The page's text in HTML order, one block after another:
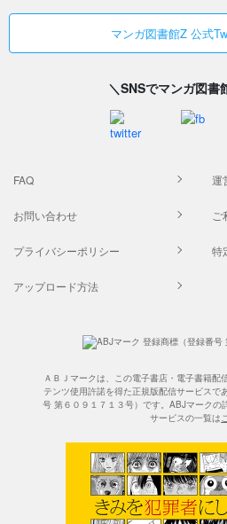
マンガ図書館Z 公式
＼SNSでマンガ図書
FAQ 運
お問い合わせ ご
プライバシーポリシー 特
アップロード方法
ＡＢＪマークは、この電子書店・電子書籍配
テンツ使用許諾を得た正規版配信サービスで
号 第６０９１７１３号）です。ABJマークの
サービスの一覧は